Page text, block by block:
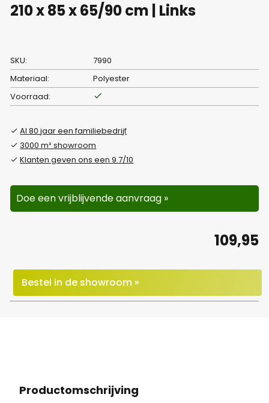
210 x 85 x 65/90 cm | Links
SKU:
7990
Materiaal:
Polyester
Voorraad:
Al 80 jaar een familiebedrijf
3000 m² showroom
Klanten geven ons een 9.7/10
Doe een vrijblijvende aanvraag »
109,95
Bestel in de showroom »
Productomschrijving